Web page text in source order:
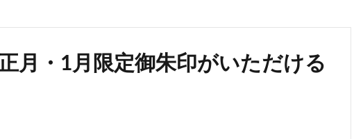
・1月限定御朱印がいただける